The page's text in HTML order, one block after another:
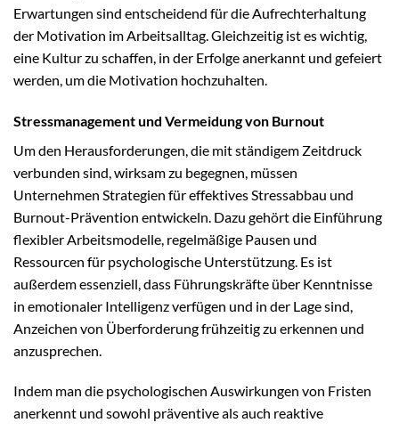
Erwartungen sind entscheidend für die Aufrechterhaltung
der Motivation im Arbeitsalltag. Gleichzeitig ist es wichtig,
eine Kultur zu schaffen, in der Erfolge anerkannt und gefeiert
werden, um die Motivation hochzuhalten.
Stressmanagement und Vermeidung von Burnout
Um den Herausforderungen, die mit ständigem Zeitdruck
verbunden sind, wirksam zu begegnen, müssen
Unternehmen Strategien für effektives Stressabbau und
Burnout-Prävention entwickeln. Dazu gehört die Einführung
flexibler Arbeitsmodelle, regelmäßige Pausen und
Ressourcen für psychologische Unterstützung. Es ist
außerdem essenziell, dass Führungskräfte über Kenntnisse
in emotionaler Intelligenz verfügen und in der Lage sind,
Anzeichen von Überforderung frühzeitig zu erkennen und
anzusprechen.
Indem man die psychologischen Auswirkungen von Fristen
anerkennt und sowohl präventive als auch reaktive